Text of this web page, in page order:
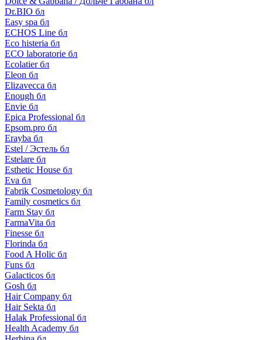
Dr.BIO бл
Easy spa бл
ECHOS Line бл
Eco histeria бл
ECO laboratorie бл
Ecolatier бл
Eleon бл
Elizavecca бл
Enough бл
Envie бл
Epica Professional бл
Epsom.pro бл
Erayba бл
Estel / Эстель бл
Estelare бл
Esthetic House бл
Eva бл
Fabrik Cosmetology бл
Family cosmetics бл
Farm Stay бл
FarmaVita бл
Finesse бл
Florinda бл
Food A Holic бл
Funs бл
Galacticos бл
Gosh бл
Hair Company бл
Hair Sekta бл
Halak Professional бл
Health Academy бл